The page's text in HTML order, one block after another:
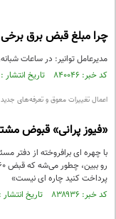
چرا مبلغ قبض برق
مدیرعامل توانیر: در ساعات شبانه‌روز ۳تعرفه کم‌باری، میان‌باری و اوج‌بار داریم که براساس تعاریف کنتورها، تعرفه میان‌باری
کد خبر: ۸۴۰۰۴۶ تاریخ انتشار : ۱۴۰۲/۱۱/۱۶
اعمال تغییرات معوق و تعرفه‌های
«فیوز پرانی» قبوض
با چهره ای برافروخته از دفتر
پرداخت کنید چاره ای نیست»
کد خبر: ۸۳۸۹۳۶ تاریخ انتشار : ۱۴۰۲/۱۱/۰۴